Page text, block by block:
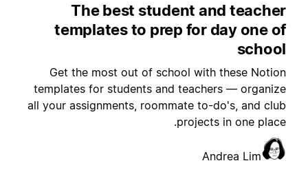
The best student and
templates to prep for day one
Get the most out of school with these
templates for students and teachers —
all your assignments, roommate to-do's, and
projects in one
Andrea Lim